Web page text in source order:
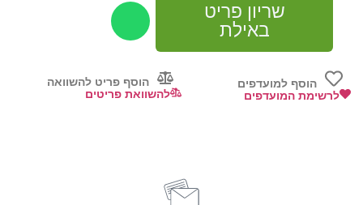
שריון פריט
באילת
הוסף למועדפים
לרשימת המועדפים
הוסף פריט להשוואה
להשוואת פריטים